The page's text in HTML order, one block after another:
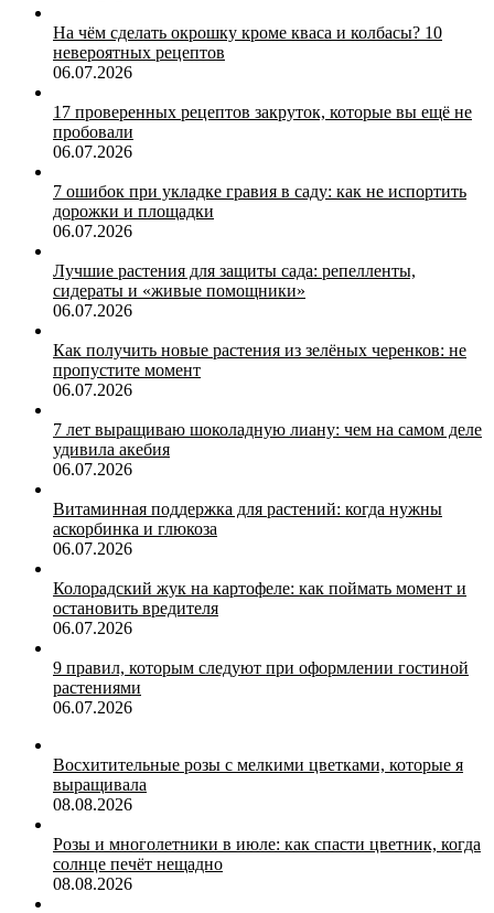
На чём сделать окрошку кроме кваса и колбасы? 10
невероятных рецептов
06.07.2026
17 проверенных рецептов закруток, которые вы ещё не
пробовали
06.07.2026
7 ошибок при укладке гравия в саду: как не испортить
дорожки и площадки
06.07.2026
Лучшие растения для защиты сада: репелленты,
сидераты и «живые помощники»
06.07.2026
Как получить новые растения из зелёных черенков: не
пропустите момент
06.07.2026
7 лет выращиваю шоколадную лиану: чем на самом деле
удивила акебия
06.07.2026
Витаминная поддержка для растений: когда нужны
аскорбинка и глюкоза
06.07.2026
Колорадский жук на картофеле: как поймать момент и
остановить вредителя
06.07.2026
9 правил, которым следуют при оформлении гостиной
растениями
06.07.2026
Восхитительные розы с мелкими цветками, которые я
выращивала
08.08.2026
Розы и многолетники в июле: как спасти цветник, когда
солнце печёт нещадно
08.08.2026